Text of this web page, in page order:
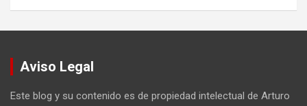
Aviso Legal
Este blog y su contenido es de propiedad intelectual de Arturo